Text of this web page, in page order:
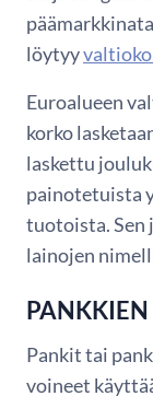
löytyy
Euroalueen
korko
laskettu
painotetuista
tuotoista. Sen
lainojen
Pankit tai
voineet